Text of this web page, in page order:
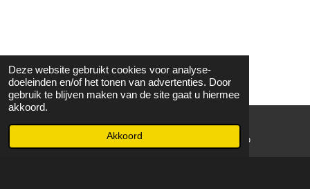
Deze website gebruikt cookies voor analyse-
doeleinden en/of het tonen van advertenties. Door
gebruik te blijven maken van de site gaat u hiermee
akkoord.
Akkoord WhatsApp